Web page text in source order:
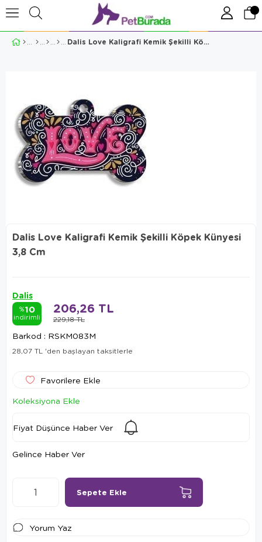
Dalis Love Kaligrafi Kemik Şekilli Köpek Künyesi 3,8 Cm
Dalis Love Kaligrafi Kemik Şekilli Köpek Künyesi
3,8 Cm
Dalis
%10
indirimli 229,18 TL
206,26 TL
Barkod : RSKM083M
28,07 TL 'den başlayan taksitlerle
Favorilere Ekle
Koleksiyona Ekle
Fiyat Düşünce Haber Ver
Gelince Haber Ver
Yorum Yaz